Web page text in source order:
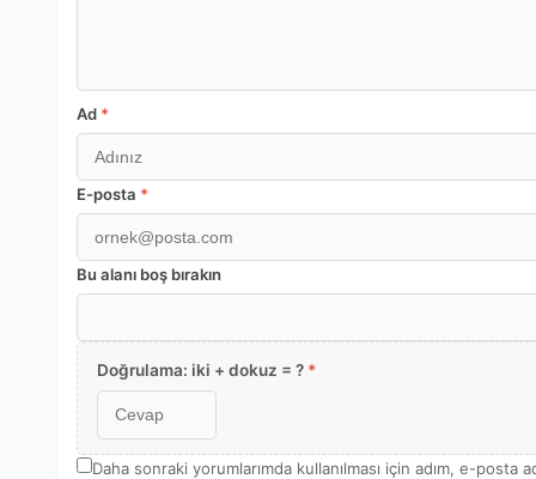
Ad *
E-posta *
Bu alanı boş bırakın
Doğrulama: iki + dokuz = ? *
Daha sonraki yorumlarımda kullanılması için adım, e-